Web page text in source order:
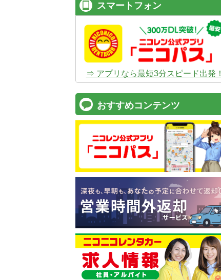
スマートフォン
⇒ アプリなら最短3分スピード出発！
おすすめコンテンツ